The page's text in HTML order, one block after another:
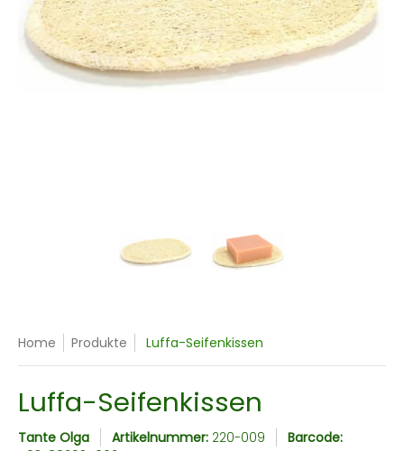
Home Produkte Luffa-Seifenkissen
Luffa-Seifenkissen
Tante Olga Artikelnummer: 220-009
Barcode: